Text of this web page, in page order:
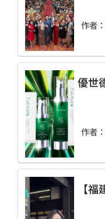
作者：
作者：